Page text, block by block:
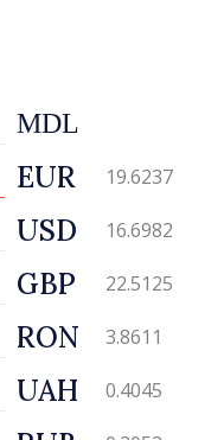
MDL
EUR 19.6237
USD 16.6982
GBP 22.5125
RON 3.8611
UAH 0.4045